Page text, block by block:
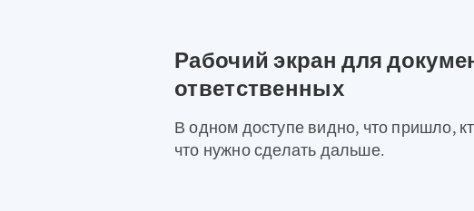
Рабочий экран для
ответственных
В одном доступе видно, что пришло,
что нужно сделать дальше.